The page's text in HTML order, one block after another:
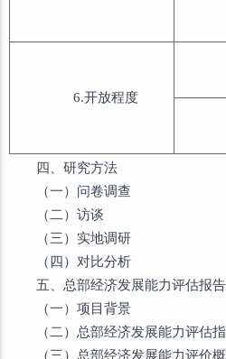
6.开放程度
四、研究方法
（一）问卷调查
（二）访谈
（三）实地调研
（四）对比分析
五、总部经济发展能力评估报
（一）项目背景
（二）总部经济发展能力评估
（三）总部经济发展能力评价